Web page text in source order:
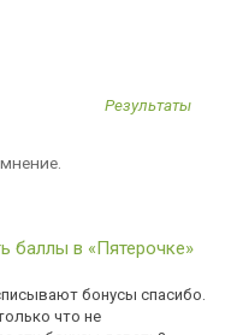
Результаты
баллы в «Пятерочке»
бонусы спасибо.
что не